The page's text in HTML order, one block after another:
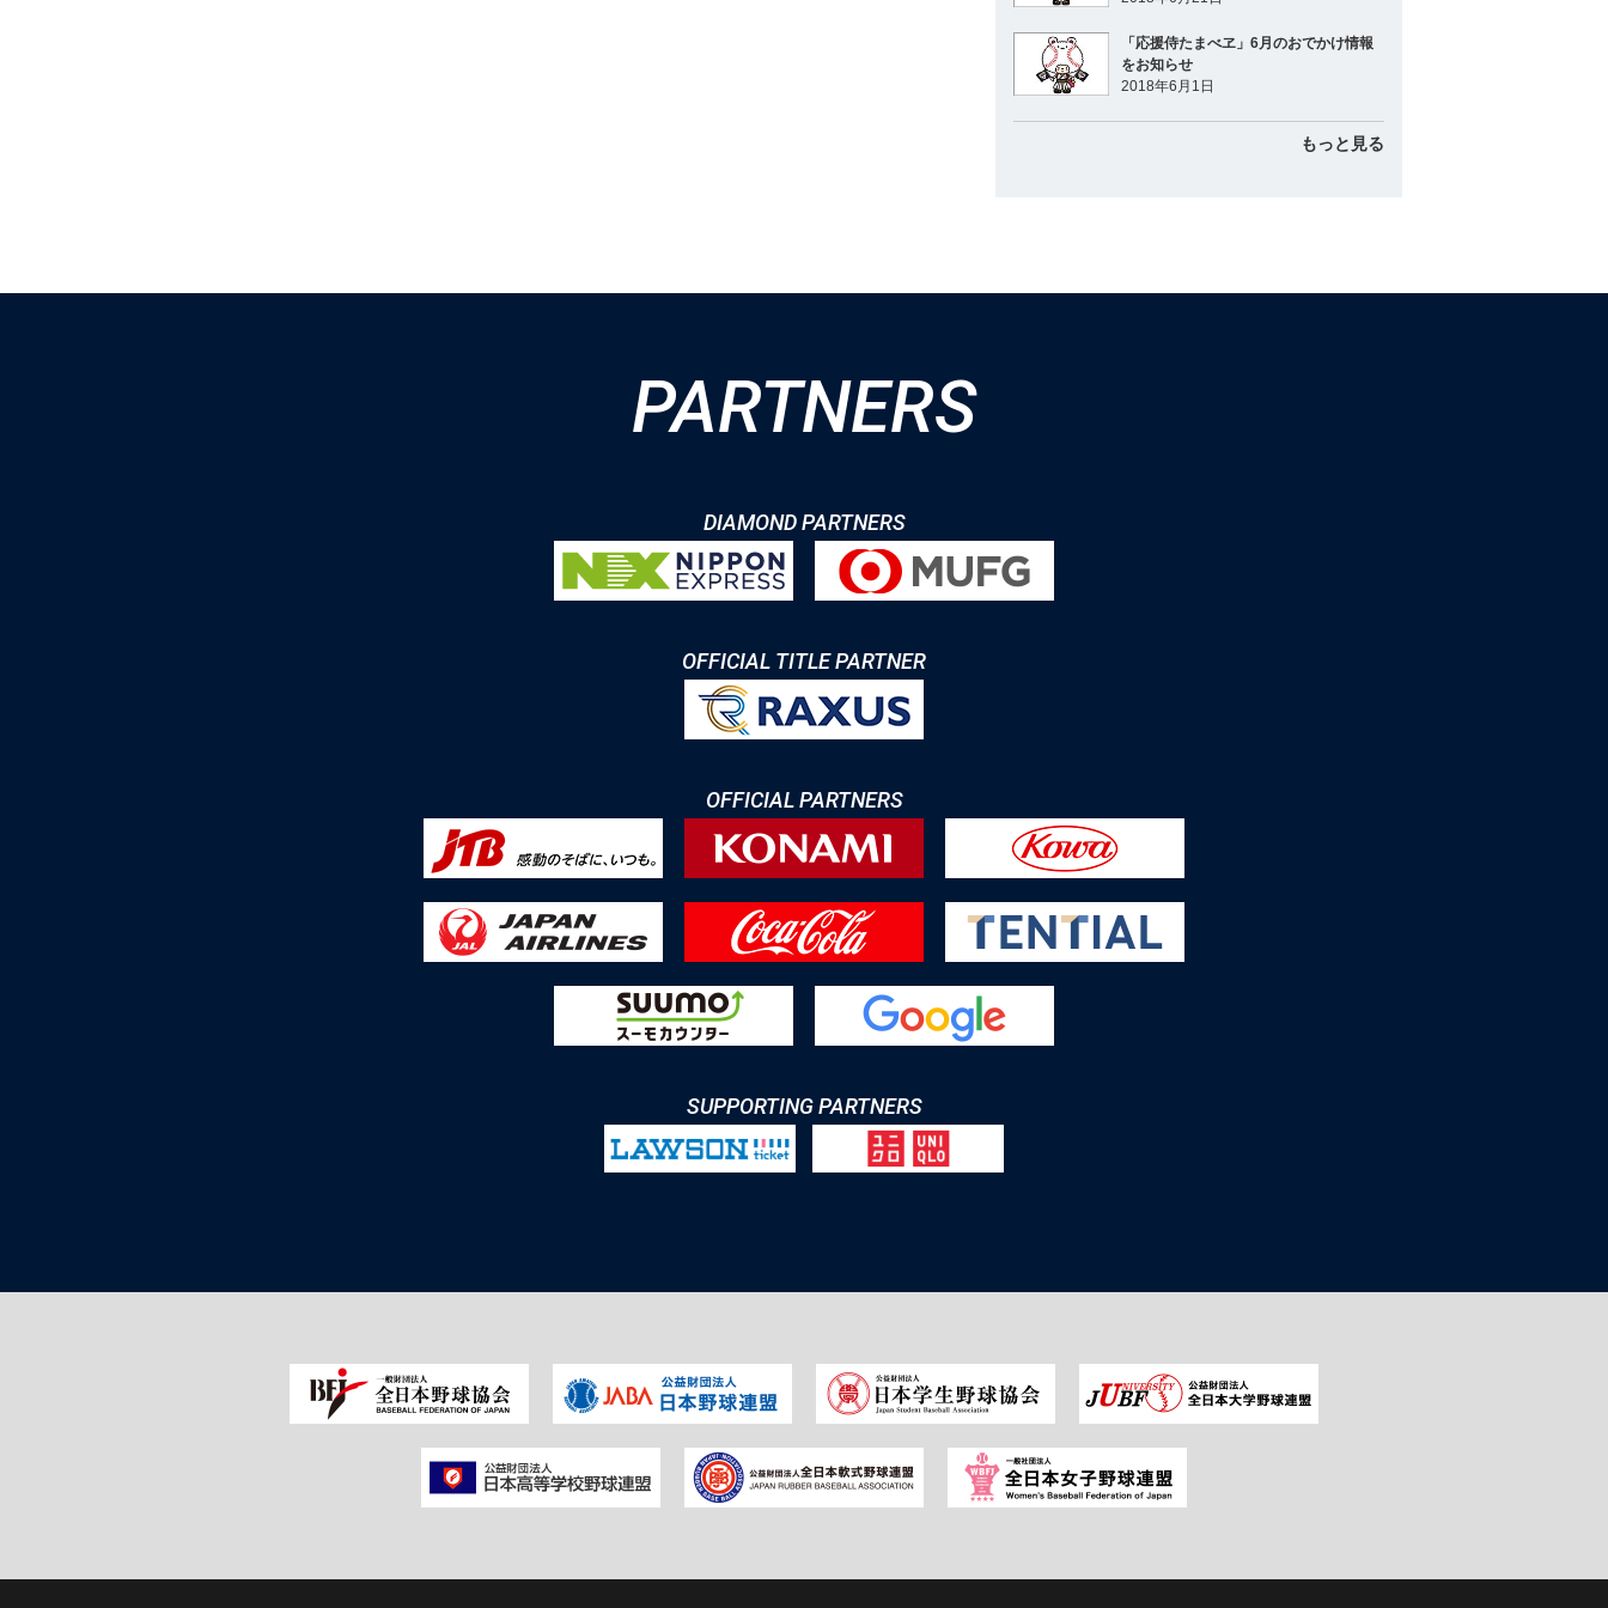
「応援侍たまべヱ」6月のおでかけ情報
をお知らせ
2018年6月1日
もっと見る
PARTNERS
DIAMOND PARTNERS
OFFICIAL TITLE PARTNER
OFFICIAL PARTNERS
SUPPORTING PARTNERS